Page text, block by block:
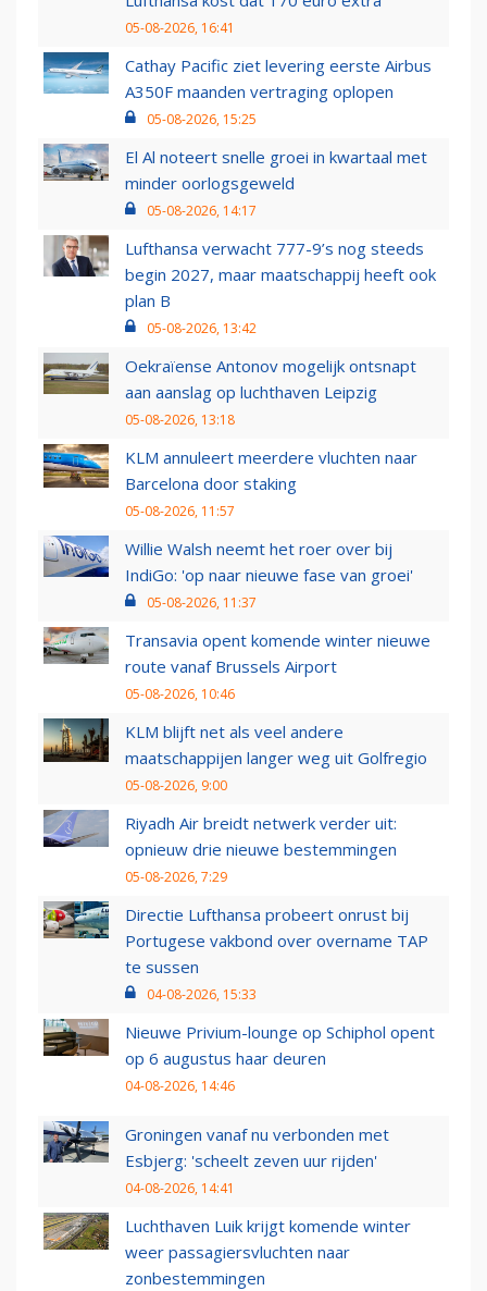
05-08-2026, 16:41
Cathay Pacific ziet levering eerste Airbus
A350F maanden vertraging oplopen
05-08-2026, 15:25
El Al noteert snelle groei in kwartaal met
minder oorlogsgeweld
05-08-2026, 14:17
Lufthansa verwacht 777-9’s nog steeds
begin 2027, maar maatschappij heeft ook
plan B
05-08-2026, 13:42
Oekraïense Antonov mogelijk ontsnapt
aan aanslag op luchthaven Leipzig
05-08-2026, 13:18
KLM annuleert meerdere vluchten naar
Barcelona door staking
05-08-2026, 11:57
Willie Walsh neemt het roer over bij
IndiGo: 'op naar nieuwe fase van groei'
05-08-2026, 11:37
Transavia opent komende winter nieuwe
route vanaf Brussels Airport
05-08-2026, 10:46
KLM blijft net als veel andere
maatschappijen langer weg uit Golfregio
05-08-2026, 9:00
Riyadh Air breidt netwerk verder uit:
opnieuw drie nieuwe bestemmingen
05-08-2026, 7:29
Directie Lufthansa probeert onrust bij
Portugese vakbond over overname TAP
te sussen
04-08-2026, 15:33
Nieuwe Privium-lounge op Schiphol opent
op 6 augustus haar deuren
04-08-2026, 14:46
Groningen vanaf nu verbonden met
Esbjerg: 'scheelt zeven uur rijden'
04-08-2026, 14:41
Luchthaven Luik krijgt komende winter
weer passagiersvluchten naar
zonbestemmingen